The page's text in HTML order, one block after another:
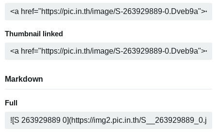
Thumbnail linked
Markdown
Full